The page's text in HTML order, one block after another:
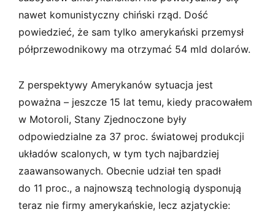
nawet komunistyczny chiński rząd. Dość
powiedzieć, że sam tylko amerykański przemysł
półprzewodnikowy ma otrzymać 54 mld dolarów.
Z perspektywy Amerykanów sytuacja jest
poważna – jeszcze 15 lat temu, kiedy pracowałem
w Motoroli, Stany Zjednoczone były
odpowiedzialne za 37 proc. światowej produkcji
układów scalonych, w tym tych najbardziej
zaawansowanych. Obecnie udział ten spadł
do 11 proc., a najnowszą technologią dysponują
teraz nie firmy amerykańskie, lecz azjatyckie: